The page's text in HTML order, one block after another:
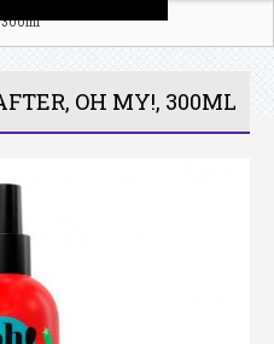
300ml
OH MY!, 300ML